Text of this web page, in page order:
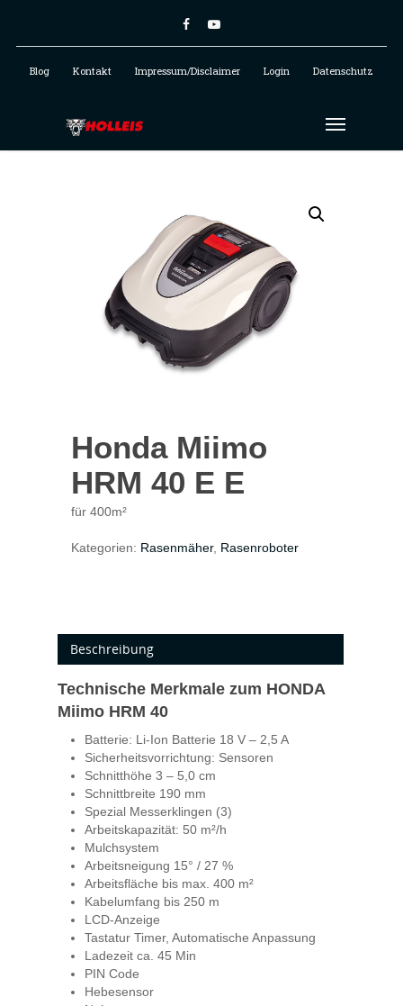
Blog Kontakt Impressum/Disclaimer Login Datenschutz
Honda Miimo
HRM 40 E E
für 400m²
Kategorien: Rasenmäher, Rasenroboter
Beschreibung
Technische Merkmale zum HONDA
Miimo HRM 40
Batterie: Li-Ion Batterie 18 V – 2,5 A
Sicherheitsvorrichtung: Sensoren
Schnitthöhe 3 – 5,0 cm
Schnittbreite 190 mm
Spezial Messerklingen (3)
Arbeitskapazität: 50 m²/h
Mulchsystem
Arbeitsneigung 15° / 27 %
Arbeitsfläche bis max. 400 m²
Kabelumfang bis 250 m
LCD-Anzeige
Tastatur Timer, Automatische Anpassung
Ladezeit ca. 45 Min
PIN Code
Hebesensor